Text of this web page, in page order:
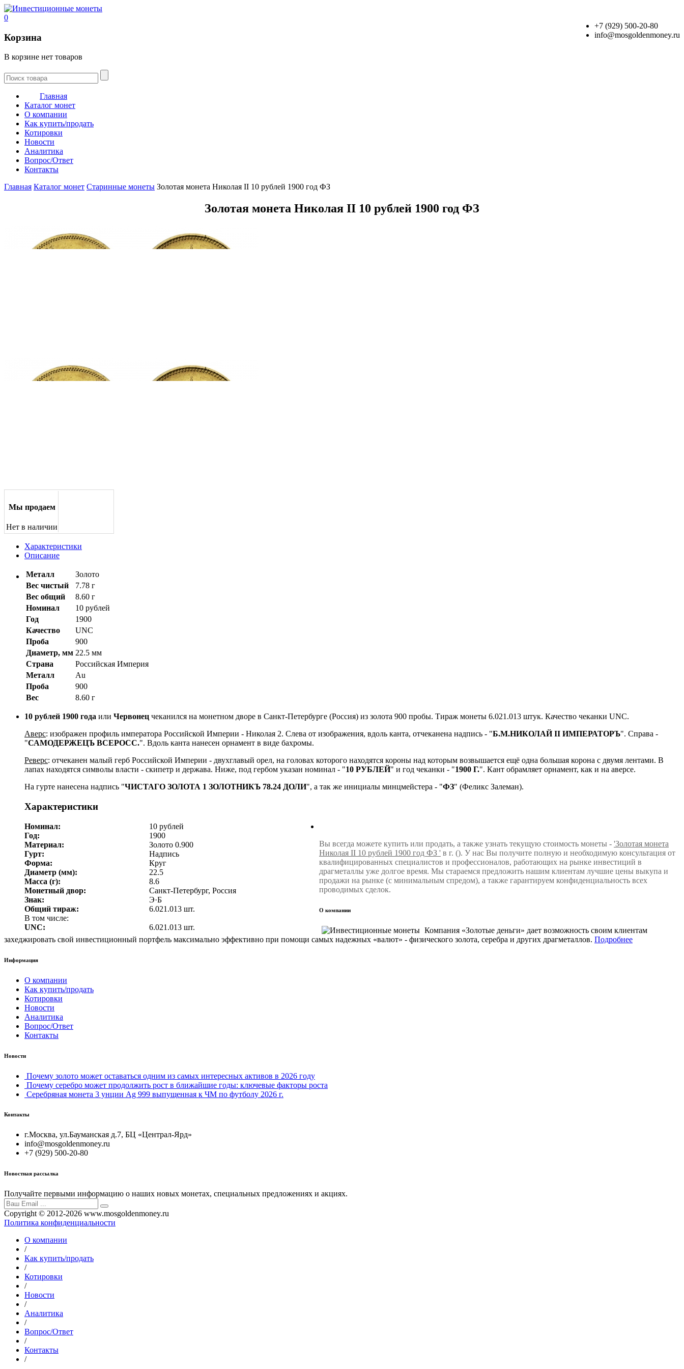
+7 (929) 500-20-80
info@mosgoldenmoney.ru
0
Корзина
В корзине нет товаров
Главная
Каталог монет
О компании
Как купить/продать
Котировки
Новости
Аналитика
Вопрос/Ответ
Контакты
Главная Каталог монет Старинные монеты Золотая монета Николая II 10 рублей 1900 год ФЗ
Золотая монета Николая II 10 рублей 1900 год ФЗ
Мы продаем
Нет в наличии
Характеристики
Описание
Металл
Золото
Вес чистый
7.78 г
Вес общий
8.60 г
Номинал
10 рублей
Год
1900
Качество
UNC
Проба
900
Диаметр, мм 22.5 мм
Страна
Российская Империя
Металл
Au
Проба
900
Вес
8.60 г
10 рублей 1900 года или Червонец чеканился на монетном дворе в Санкт-Петербурге (Россия) из золота 900 пробы. Тираж монеты 6.021.013 штук. Качество чеканки UNC.
Аверс: изображен профиль императора Российской Империи - Николая 2. Слева от изображения, вдоль канта, отчеканена надпись - "Б.М.НИКОЛАЙ II ИМПЕРАТОРЪ". Справа -
"САМОДЕРЖЕЦЪ ВСЕРОСС.". Вдоль канта нанесен орнамент в виде бахромы.
Реверс: отчеканен малый герб Российской Империи - двухглавый орел, на головах которого находятся короны над которым возвышается ещё одна большая корона с двумя лентами. В
лапах находятся символы власти - скипетр и держава. Ниже, под гербом указан номинал - "10 РУБЛЕЙ" и год чеканки - "1900 Г.". Кант обрамляет орнамент, как и на аверсе.
На гурте нанесена надпись "ЧИСТАГО ЗОЛОТА 1 ЗОЛОТНИКЪ 78.24 ДОЛИ", а так же инициалы минцмейстера - "ФЗ" (Феликс Залеман).
Характеристики
Номинал:
10 рублей
Год:
1900
Материал:
Золото 0.900
Гурт:
Надпись
Форма:
Круг
Диаметр (мм):
22.5
Масса (г):
8.6
Монетный двор:
Санкт-Петербург, Россия
Знак:
Э·Б
Общий тираж:
6.021.013 шт.
В том числе:
UNC:
6.021.013 шт.
Вы всегда можете купить или продать, а также узнать текущую стоимость монеты - 'Золотая монета
Николая II 10 рублей 1900 год ФЗ ' в г. (). У нас Вы получите полную и необходимую консультация от
квалифицированных специалистов и профессионалов, работающих на рынке инвестиций в
драгметаллы уже долгое время. Мы стараемся предложить нашим клиентам лучшие цены выкупа и
продажи на рынке (с минимальным спредом), а также гарантируем конфиденциальность всех
проводимых сделок.
О компании
Компания «Золотые деньги» дает возможность своим клиентам
захеджировать свой инвестиционный портфель максимально эффективно при помощи самых надежных «валют» - физического золота, серебра и других драгметаллов. Подробнее
Информация
О компании
Как купить/продать
Котировки
Новости
Аналитика
Вопрос/Ответ
Контакты
Новости
Почему золото может оставаться одним из самых интересных активов в 2026 году
Почему серебро может продолжить рост в ближайшие годы: ключевые факторы роста
Серебряная монета 3 унции Ag 999 выпущенная к ЧМ по футболу 2026 г.
Контакты
г.Москва, ул.Бауманская д.7, БЦ «Централ-Ярд»
info@mosgoldenmoney.ru
+7 (929) 500-20-80
Новостная рассылка
Получайте первыми информацию о наших новых монетах, специальных предложениях и акциях.
Copyright © 2012-2026 www.mosgoldenmoney.ru
Политика конфиденциальности
О компании
/
Как купить/продать
/
Котировки
/
Новости
/
Аналитика
/
Вопрос/Ответ
/
Контакты
/